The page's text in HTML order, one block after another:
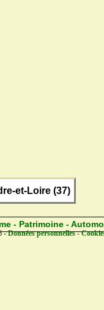
et-Loire (37)
- Patrimoine -
-Données personnelles -